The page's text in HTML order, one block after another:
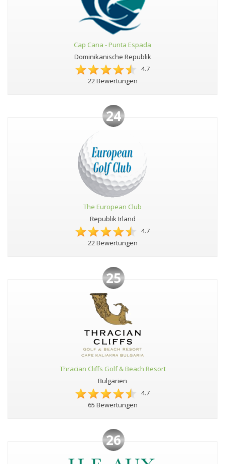
Cap Cana - Punta Espada
Dominikanische Republik
4.7
22 Bewertungen
24
The European Club
Republik Irland
4.7
22 Bewertungen
25
Thracian Cliffs Golf & Beach Resort
Bulgarien
4.7
65 Bewertungen
26